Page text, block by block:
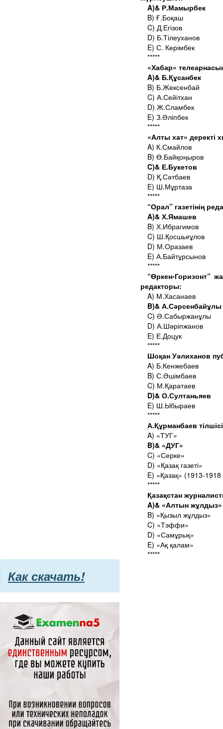
A)& Р.Мамырбек
B) Ғ.Боқаш
C) Д.Егізов
D) Б.Тілеуханов
E) С. Керімбек
*****
«Хабар»
A)& Б.Құсанбек
B) Б.Жексенбай
C) А.Сейітхан
D) Ж.Сламбек
E) З.Әліпбек
*****
«Алты хат» деректі
A) К.Смайлов
B) Ө.Байқоңыров
C)& Е.Букетов
D) Қ.Сәтбаев
E) Ш.Мұртаза
*****
“Орал” газетінің
A)& Х.Ямашев
B) Х.Ибрагимов
C) Ш.Қосшығұлов
D) М.Оразаев
E) А.Байтұрсынов
*****
“Өркен-Горизонт”
редакторы:
A) М.Хасанаев
B)& А.Сәрсенбайұлы
C) Ә.Сабыржанұлы
D) А.Шәріпжанов
E) Е.Доцук
*****
Шоқан Уәлиханов
A) Б.Кенжебаев
B) С.Әшімбаев
C) М.Қаратаев
D)& О.Султаньяев
E) Ш.Ыбыраев
*****
А.Құрманбаев
A) «ТУГ»
B)& «ДУГ»
C) «Серке»
D) «Қазақ газеті»
E) «Қазақ» (1913-
*****
Қазақстан
A)& «Алтын жұлдыз»
B) «Қызыл жұлдыз»
C) «Тэффи»
D) «Самұрық»
E) «Ақ қалам»
*****
Как скачать!